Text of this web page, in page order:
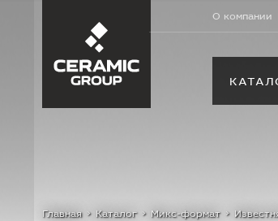
О компании
Главная Каталог Микс-формат